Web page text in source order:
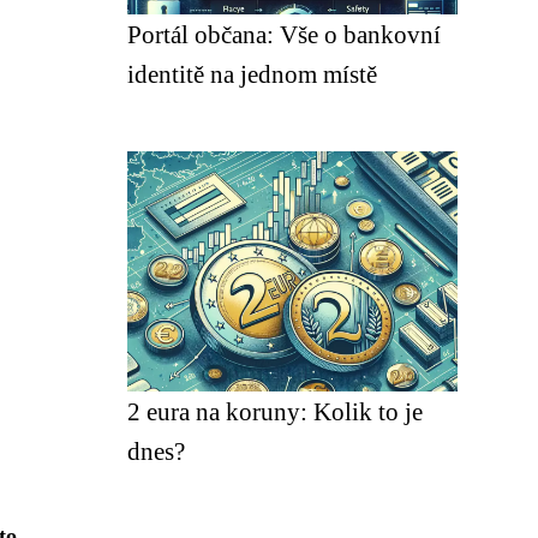
Portál občana: Vše o bankovní
identitě na jednom místě
2 eura na koruny: Kolik to je
dnes?